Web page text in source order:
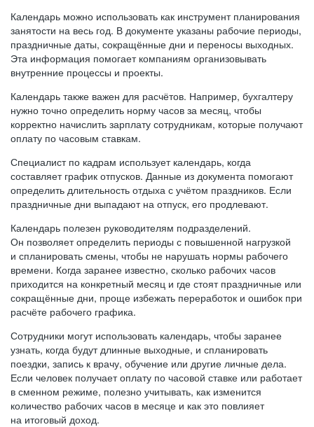
Календарь можно использовать как инструмент планирования
занятости на весь год. В документе указаны рабочие периоды,
праздничные даты, сокращённые дни и переносы выходных.
Эта информация помогает компаниям организовывать
внутренние процессы и проекты.
Календарь также важен для расчётов. Например, бухгалтеру
нужно точно определить норму часов за месяц, чтобы
корректно начислить зарплату сотрудникам, которые получают
оплату по часовым ставкам.
Специалист по кадрам использует календарь, когда
составляет график отпусков. Данные из документа помогают
определить длительность отдыха с учётом праздников. Если
праздничные дни выпадают на отпуск, его продлевают.
Календарь полезен руководителям подразделений.
Он позволяет определить периоды с повышенной нагрузкой
и спланировать смены, чтобы не нарушать нормы рабочего
времени. Когда заранее известно, сколько рабочих часов
приходится на конкретный месяц и где стоят праздничные или
сокращённые дни, проще избежать переработок и ошибок при
расчёте рабочего графика.
Сотрудники могут использовать календарь, чтобы заранее
узнать, когда будут длинные выходные, и спланировать
поездки, запись к врачу, обучение или другие личные дела.
Если человек получает оплату по часовой ставке или работает
в сменном режиме, полезно учитывать, как изменится
количество рабочих часов в месяце и как это повлияет
на итоговый доход.